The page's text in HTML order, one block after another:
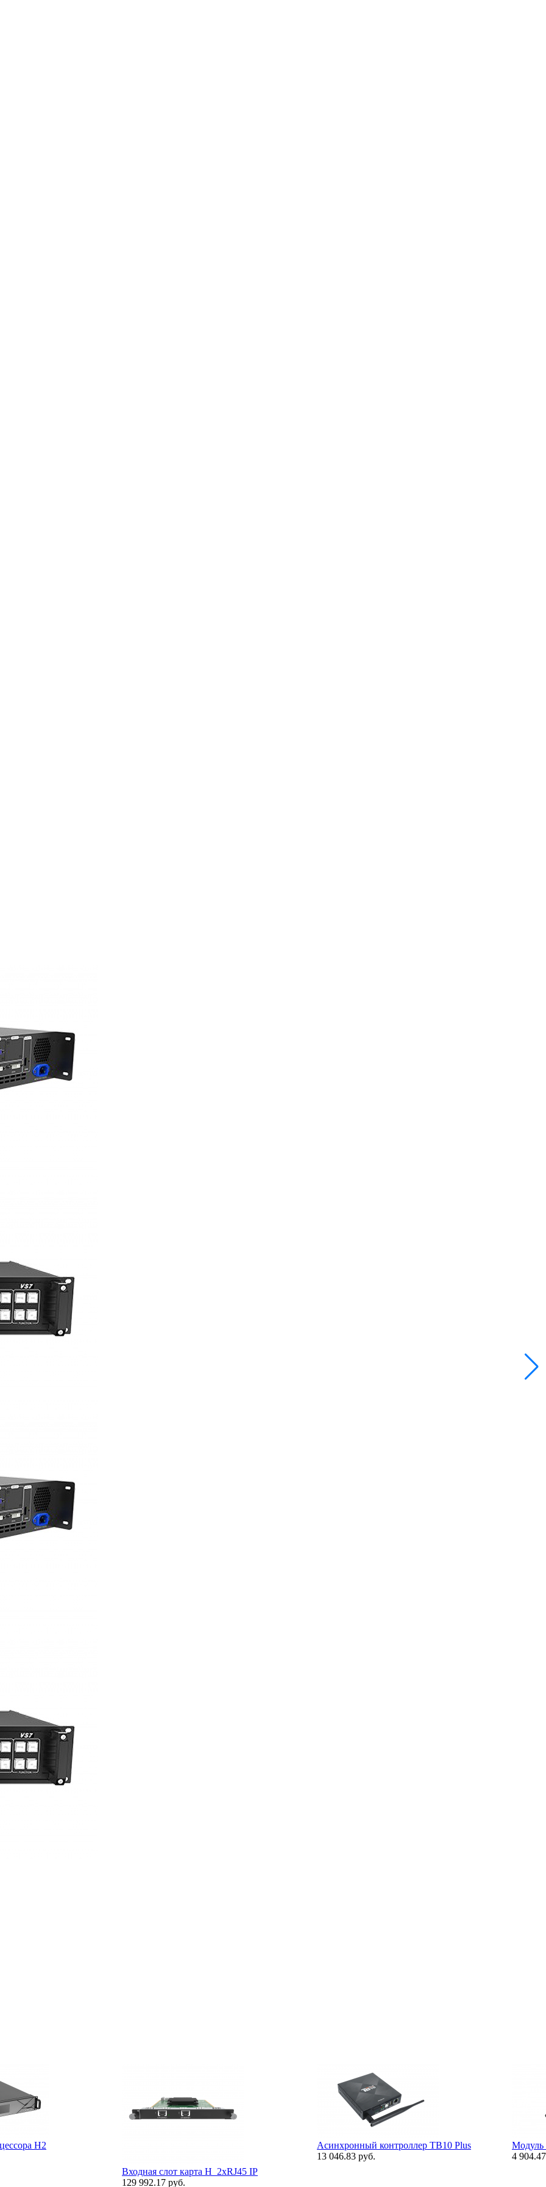
H2
Входная слот карта H_2xRJ45 IP
129 992.17 руб.
Асинхронный контроллер TB10 Plus
13 046.83 руб.
4